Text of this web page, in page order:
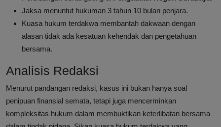
Jaksa menuntut hukuman 3 tahun 10 bulan penjara.
Kuasa hukum terdakwa membantah dakwaan dengan
alasan tidak ada kesatuan kehendak dan pengetahuan
bersama.
Analisis Redaksi
Menurut pandangan redaksi, kasus ini bukan hanya soal
penipuan finansial semata, tetapi juga mencerminkan
kompleksitas hukum dalam membuktikan keterlibatan bersama